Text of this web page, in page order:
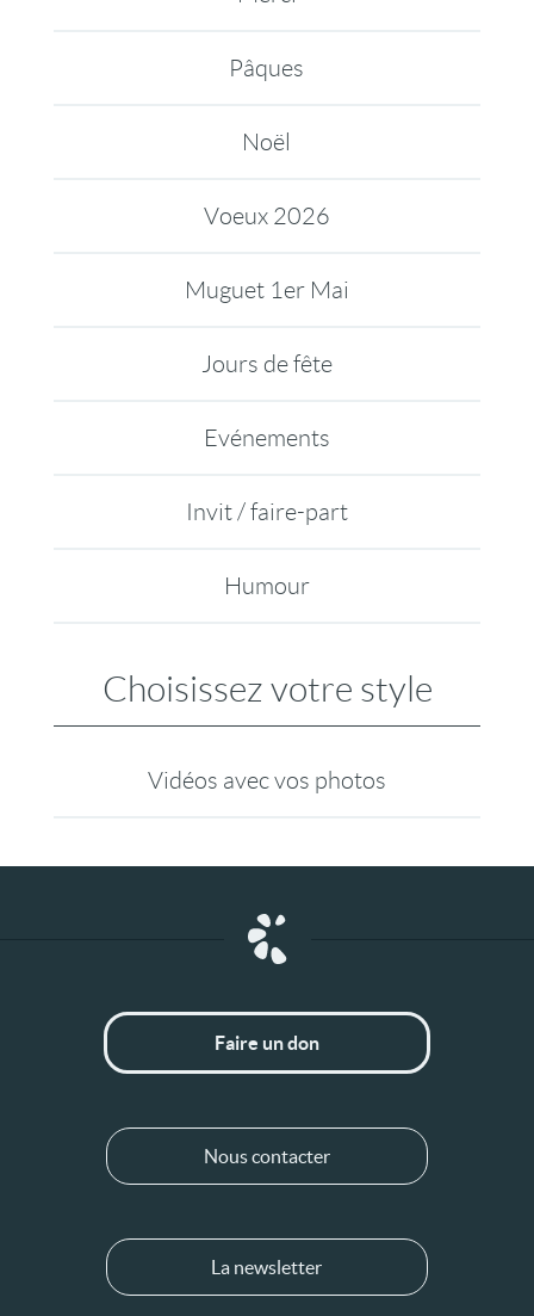
Pâques
Noël
Voeux 2026
Muguet 1er Mai
Jours de fête
Evénements
Invit / faire-part
Humour
Choisissez votre style
Vidéos avec vos photos
Faire un don
Nous contacter
La newsletter